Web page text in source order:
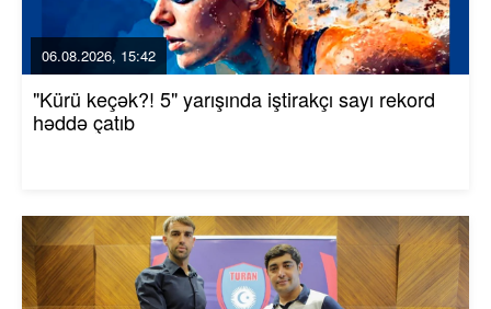
06.08.2026, 15:42
"Kürü keçək?! 5" yarışında iştirakçı sayı rekord
həddə çatıb